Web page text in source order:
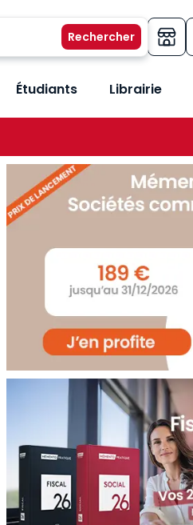
métiers
le sous-menu Vos besoins
Étudiants Librairie